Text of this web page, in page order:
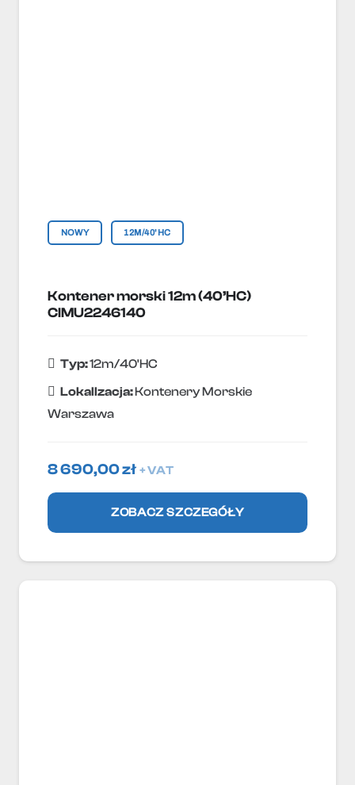
NOWY 12M/40'HC
Kontener morski 12m (40’HC)
CIMU2246140
Typ:12m/40'HC
Lokallzacja:Kontenery Morskie
Warszawa
8 690,00zł + VAT
ZOBACZ SZCZEGÓŁY